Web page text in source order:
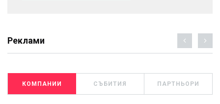
Реклами
КОМПАНИИ СЪБИТИЯ ПАРТНЬОРИ